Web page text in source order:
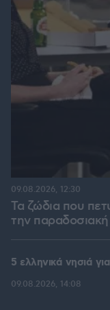
Τα ζώδια που
την
09.08.2026, 12:30
5 ελληνικά νησιά
09.08.2026, 14:08